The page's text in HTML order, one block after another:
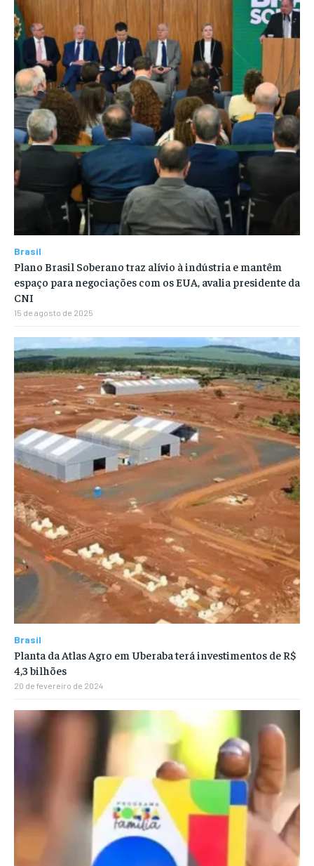
Brasil
Plano Brasil Soberano traz alívio à indústria e mantêm
espaço para negociações com os EUA, avalia presidente da
CNI
15 de agosto de 2025
Brasil
Planta da Atlas Agro em Uberaba terá investimentos de R$
4,3 bilhões
20 de fevereiro de 2024